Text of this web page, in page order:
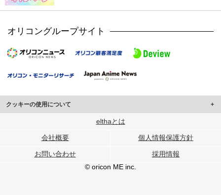
オリコングループサイト
クッキーの使用について
このサイトでは Cookie を使用して、ユーザーに合わせたコンテンツや広告の
行っています。
メディアや広告配信、データ解析の各パートナーに提供しています。
各パートナーは、この情報とユーザーが各パートナーに提供した他の情報や、
ユーザーが各パートナーのサービスを使用したときに収集した他の情報を組み
elthaとは
会社概要 個人情報保護方針
お問い合わせ
採用情報
© oricon ME inc.